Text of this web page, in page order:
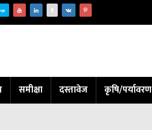
समीक्षा दस्तावेज कृषि/पर्यावरण